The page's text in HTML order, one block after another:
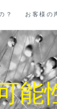
？ お客様の
能